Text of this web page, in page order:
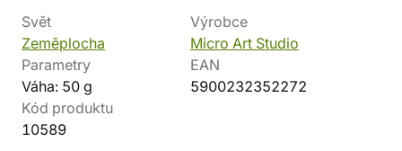
Svět
Zeměplocha
Výrobce
Micro Art Studio
Parametry
Váha: 50 g
EAN
5900232352272
Kód produktu
10589